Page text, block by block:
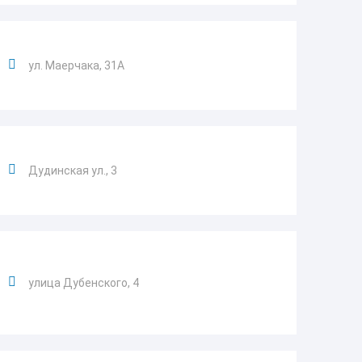
ул. Маерчака, 31А
Дудинская ул., 3
улица Дубенского, 4